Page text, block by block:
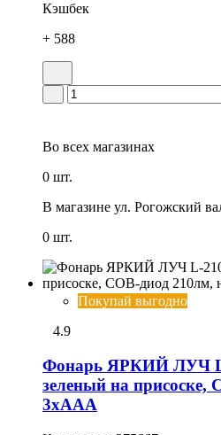
Кэшбек
+ 588
Во всех магазинах
0 шт.
В магазине ул. Рогожский
0 шт.
Покупай выгодно
4.9
Фонарь ЯРКИЙ ЛУЧ
зеленый на присоске,
3xAAA